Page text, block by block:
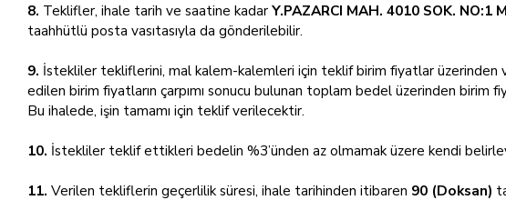
8. Teklifler, ihale tarih ve saatine kadarY.PAZARCI MAH. 4010 SOK.
taahhütlü posta vasıtasıyla da gönderilebilir.
9. İstekliler tekliflerini, mal kalem-kalemleri için teklif birim fiyatlar üzerinden
edilen birim fiyatların çarpımı sonucu bulunan toplam bedel üzerinden birim
Bu ihalede, işin tamamı için teklif verilecektir.
10. İstekliler teklif ettikleri bedelin %3’ünden az olmamak üzere kendi
11. Verilen tekliflerin geçerlilik süresi, ihale tarihinden itibaren 90 (Doksan)